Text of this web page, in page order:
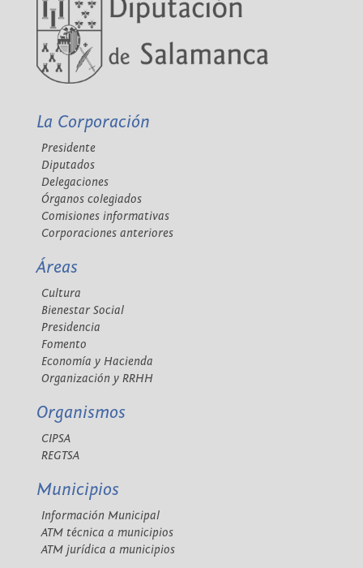
La Corporación
Presidente
Diputados
Delegaciones
Órganos colegiados
Comisiones informativas
Corporaciones anteriores
Áreas
Cultura
Bienestar Social
Presidencia
Fomento
Economía y Hacienda
Organización y RRHH
Organismos
CIPSA
REGTSA
Municipios
Información Municipal
ATM técnica a municipios
ATM jurídica a municipios